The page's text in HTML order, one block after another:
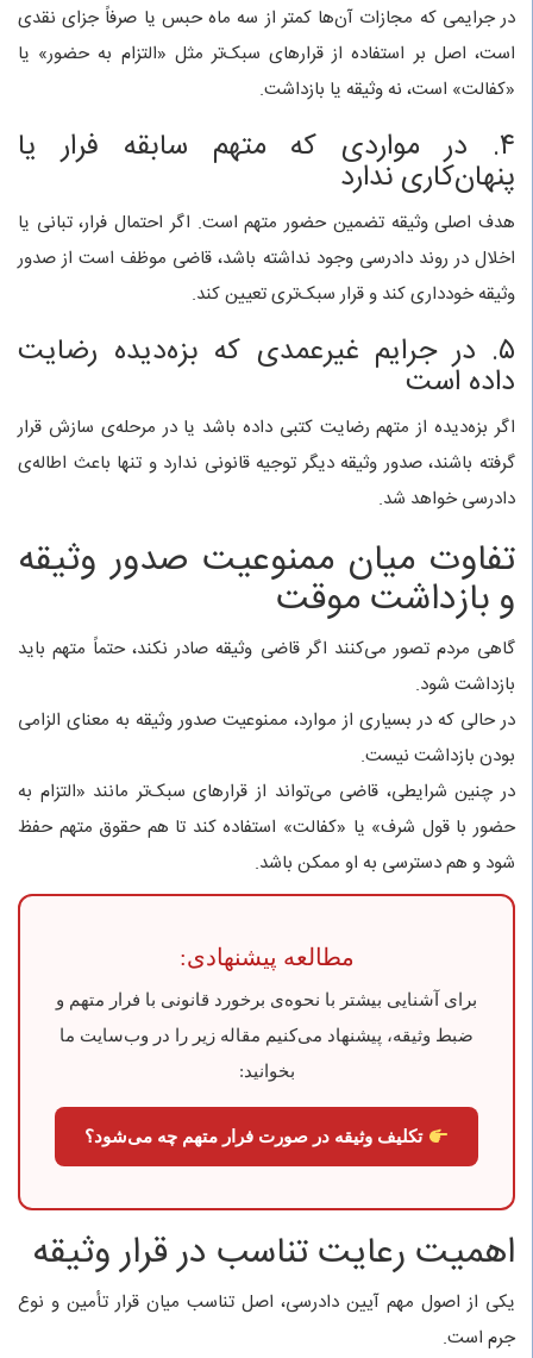
در جرایمی که مجازات آن‌ها کمتر از سه ماه حبس یا صرفاً جزای نقدی
است، اصل بر استفاده از قرارهای سبک‌تر مثل «التزام به حضور» یا
«کفالت» است، نه وثیقه یا بازداشت.
۴. در مواردی که متهم سابقه فرار یا
پنهان‌کاری ندارد
هدف اصلی وثیقه تضمین حضور متهم است. اگر احتمال فرار، تبانی یا
اخلال در روند دادرسی وجود نداشته باشد، قاضی موظف است از صدور
وثیقه خودداری کند و قرار سبک‌تری تعیین کند.
۵. در جرایم غیرعمدی که بزه‌دیده رضایت
داده است
اگر بزه‌دیده از متهم رضایت کتبی داده باشد یا در مرحله‌ی سازش قرار
گرفته باشند، صدور وثیقه دیگر توجیه قانونی ندارد و تنها باعث اطاله‌ی
دادرسی خواهد شد.
تفاوت میان ممنوعیت صدور وثیقه
و بازداشت موقت
گاهی مردم تصور می‌کنند اگر قاضی وثیقه صادر نکند، حتماً متهم باید
بازداشت شود.
در حالی که در بسیاری از موارد، ممنوعیت صدور وثیقه به معنای الزامی
بودن بازداشت نیست.
در چنین شرایطی، قاضی می‌تواند از قرارهای سبک‌تر مانند «التزام به
حضور با قول شرف» یا «کفالت» استفاده کند تا هم حقوق متهم حفظ
شود و هم دسترسی به او ممکن باشد.
مطالعه‌ پیشنهادی:
برای آشنایی بیشتر با نحوه‌ی برخورد قانونی با فرار متهم و
ضبط وثیقه، پیشنهاد می‌کنیم مقاله زیر را در وب‌سایت ما
بخوانید:
تکلیف وثیقه در صورت فرار متهم چه می‌شود؟
اهمیت رعایت تناسب در قرار وثیقه
یکی از اصول مهم آیین دادرسی، اصل تناسب میان قرار تأمین و نوع
جرم است.